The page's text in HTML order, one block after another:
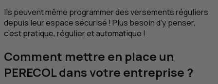
Ils peuvent même programmer des versements réguliers
depuis leur espace sécurisé ! Plus besoin d’y penser,
c’est pratique, régulier et automatique !
Comment mettre en place un
PERECOL dans votre entreprise ?